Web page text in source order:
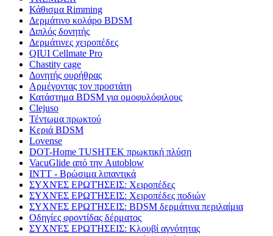
Κάθισμα Rimming
Δερμάτινο κολάρο BDSM
Διπλός δονητής
Δερμάτινες χειροπέδες
QIUI Cellmate Pro
Chastity cage
Δονητής ουρήθρας
Αρμέγοντας τον προστάτη
Κατάστημα BDSM για ομοφυλόφιλους
Clejuso
Τέντωμα πρωκτού
Κεριά BDSM
Lovense
DOT-Home TUSHTEK πρωκτική πλύση
VacuGlide από την Autoblow
INTT - Βρώσιμα λιπαντικά
ΣΥΧΝΈΣ ΕΡΩΤΉΣΕΙΣ: Χειροπέδες
ΣΥΧΝΈΣ ΕΡΩΤΉΣΕΙΣ: Χειροπέδες ποδιών
ΣΥΧΝΈΣ ΕΡΩΤΉΣΕΙΣ: BDSM δερμάτινα περιλαίμια
Οδηγίες φροντίδας δέρματος
ΣΥΧΝΈΣ ΕΡΩΤΉΣΕΙΣ: Κλουβί αγνότητας